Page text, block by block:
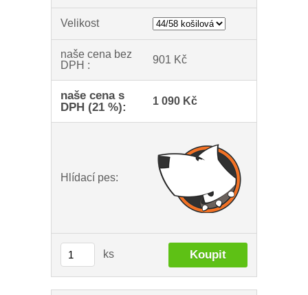
Velikost
naše cena bez
DPH :
901 Kč
naše cena s
DPH (21 %):
1 090 Kč
Hlídací pes:
ks